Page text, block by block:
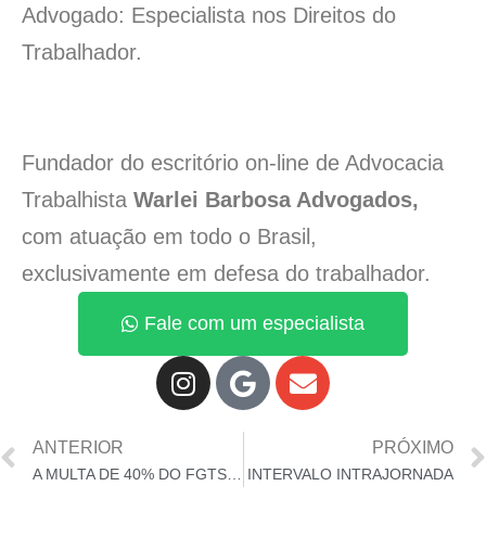
Advogado: Especialista nos Direitos do
Trabalhador.
Fundador do escritório on-line de Advocacia
Trabalhista Warlei Barbosa Advogados,
com atuação em todo o Brasil,
exclusivamente em defesa do trabalhador.
Fale com um especialista
ANTERIOR PRÓXIMO
INTERVALO INTRAJORNADA